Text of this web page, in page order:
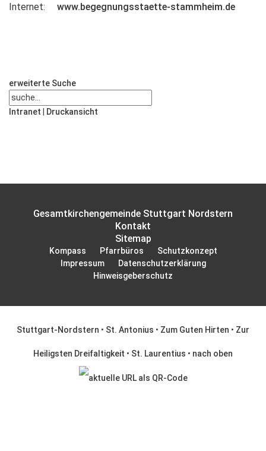
Internet:
www.begegnungsstaette-stammheim.de
erweiterte Suche
Intranet Druckansicht
Gesamtkirchengemeinde Stuttgart Nordstern
Kontakt
Sitemap
Kompass Pfarrbüros
Schutzkonzept
Impressum
Datenschutzerklärung
Hinweisgeberschutz
Stuttgart-Nordstern • St. Antonius • Zum Guten Hirten • Zur
Heiligsten Dreifaltigkeit • St. Laurentius • nach oben